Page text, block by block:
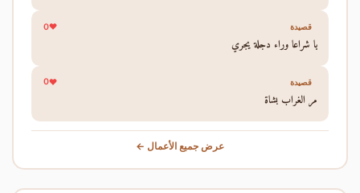
قصيدة 0
يا شراعا وراء دجلة يجري
قصيدة 0
مر الغراب بشاة
عرض جميع الأعمال ←